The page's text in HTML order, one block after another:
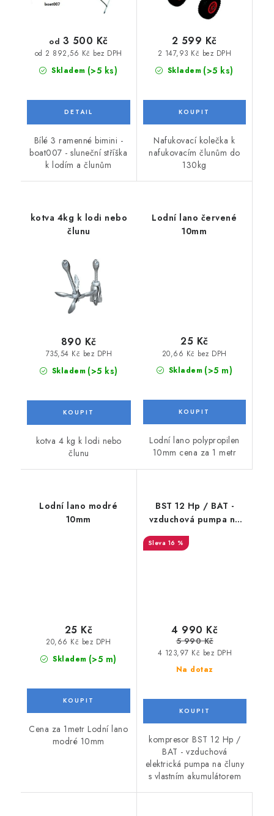
Skladem (>5 ks)
od 2 892,56 Kč bez DPH
od 3 500 Kč
Bílé 3 ramenné bimini -
boat007 - sluneční stříška
k lodím a člunům
Skladem (>5 ks)
2 147,93 Kč bez DPH
2 599 Kč
Nafukovací kolečka k
nafukovacím člunům do
130kg
kotva 4kg k lodi nebo
člunu
Skladem (>5 ks)
735,54 Kč bez DPH
890 Kč
kotva 4 kg k lodi nebo
člunu
Lodní lano červené
10mm
Skladem (>5 m)
20,66 Kč bez DPH
25 Kč
Lodní lano polypropilen
10mm cena za 1 metr
Lodní lano modré
10mm
Skladem (>5 m)
20,66 Kč bez DPH
25 Kč
Cena za 1metr Lodní lano
modré 10mm
BST 12 Hp / BAT -
vzduchová pumpa na
čluny s vlastním
akumulátorem
16 %
Na dotaz
4 123,97 Kč bez DPH
4 990 Kč
5 990 Kč
kompresor BST 12 Hp /
BAT - vzduchová
elektrická pumpa na čluny
s vlastním akumulátorem